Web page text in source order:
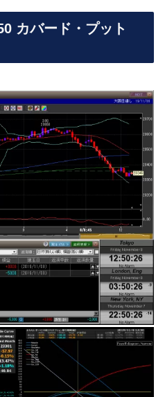
カバード・プット